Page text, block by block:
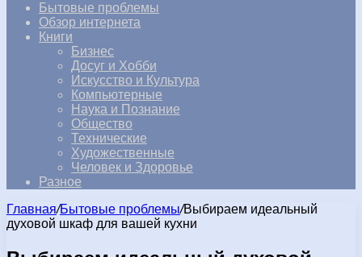
Бытовые проблемы
Обзор интернета
Книги
Бизнес
Досуг и Хобби
Искусство и Культура
Компьютерные
Наука и Познание
Общество
Технические
Художественные
Человек и Здоровье
Разное
Главная/Бытовые проблемы/Выбираем идеальный
духовой шкаф для вашей кухни